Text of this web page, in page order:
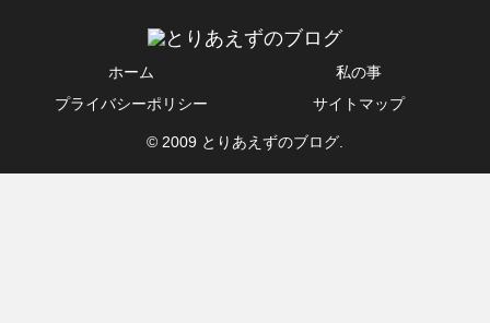
ホーム
私の事
プライバシーポリシー
サイトマップ
© 2009 とりあえずのブログ.